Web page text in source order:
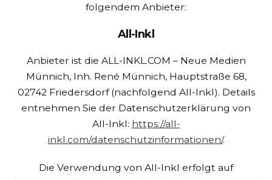
folgendem Anbieter:
All-Inkl
Anbieter ist die ALL-INKL.COM – Neue Medien
Münnich, Inh. René Münnich, Hauptstraße 68,
02742 Friedersdorf (nachfolgend All-Inkl). Details
entnehmen Sie der Datenschutzerklärung von
All-Inkl: https://all-
inkl.com/datenschutzinformationen/.
Die Verwendung von All-Inkl erfolgt auf